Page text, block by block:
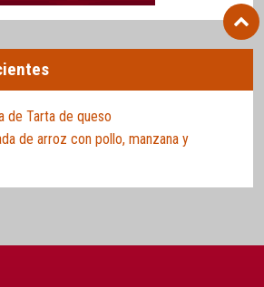
de Tarta de queso
de arroz con pollo, manzana y